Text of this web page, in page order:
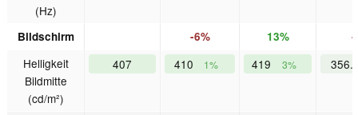
(Hz)
Bildschirm -6% 13% -
Helligkeit
Bildmitte
(cd/m²)
407 410 1% 419 3%